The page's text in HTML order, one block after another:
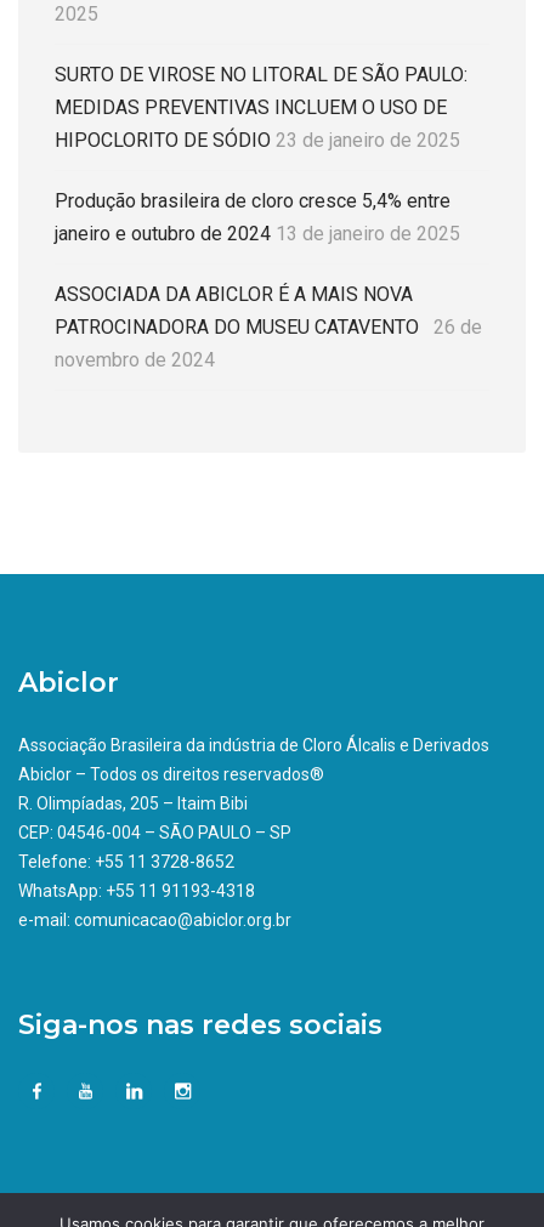
2025
SURTO DE VIROSE NO LITORAL DE SÃO PAULO:
MEDIDAS PREVENTIVAS INCLUEM O USO DE
HIPOCLORITO DE SÓDIO 23 de janeiro de 2025
Produção brasileira de cloro cresce 5,4% entre
janeiro e outubro de 2024 13 de janeiro de 2025
ASSOCIADA DA ABICLOR É A MAIS NOVA
PATROCINADORA DO MUSEU CATAVENTO
26 de
novembro de 2024
Abiclor
Associação Brasileira da indústria de Cloro Álcalis e Derivados
Abiclor – Todos os direitos reservados®
R. Olimpíadas, 205 – Itaim Bibi
CEP: 04546-004 – SÃO PAULO – SP
Telefone: +55 11 3728-8652
WhatsApp: +55 11 91193-4318
e-mail: comunicacao@abiclor.org.br
Siga-nos nas redes sociais